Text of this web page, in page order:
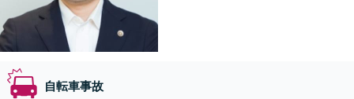
自転車事故